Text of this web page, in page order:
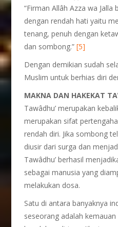
“Firman Allâh Azza wa
dengan rendah hati yaitu
tenang, penuh dengan
dan sombong.”[5]
Dengan demikian sudah
Muslim untuk berhias diri
MAKNA DAN HAKEKAT
Tawâdhu’ merupakan
merupakan sifat
rendah diri. Jika sombong
diusir dari surga dan
Tawâdhu’ berhasil
sebagai manusia yang
melakukan dosa.
Satu di antara banyaknya
seseorang adalah